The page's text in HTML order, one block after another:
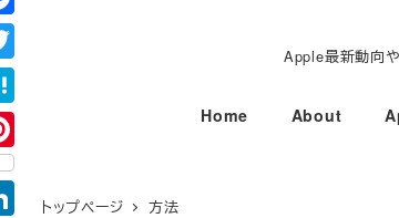
ン
テ
ン
ツ
へ
移
動
Apple最新動向や
Home About
トップページ 方法